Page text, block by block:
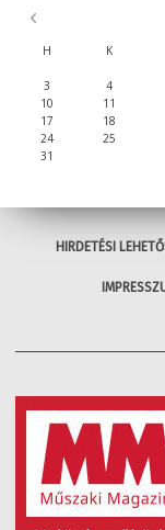
H K
3
4
10
11
17
18
24
25
31
HIRDETÉSI